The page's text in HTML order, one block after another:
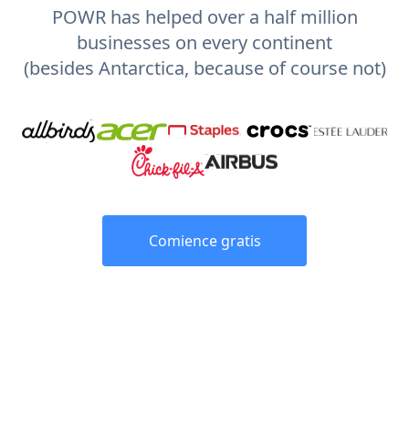
POWR has helped over a half million
businesses on every continent
(besides Antarctica, because of course not)
Comience gratis